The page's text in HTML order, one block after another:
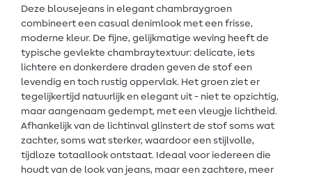
Deze blousejeans in elegant chambraygroen
combineert een casual denimlook met een frisse,
moderne kleur. De fijne, gelijkmatige weving heeft de
typische gevlekte chambraytextuur: delicate, iets
lichtere en donkerdere draden geven de stof een
levendig en toch rustig oppervlak. Het groen ziet er
tegelijkertijd natuurlijk en elegant uit - niet te opzichtig,
maar aangenaam gedempt, met een vleugje lichtheid.
Afhankelijk van de lichtinval glinstert de stof soms wat
zachter, soms wat sterker, waardoor een stijlvolle,
tijdloze totaallook ontstaat. Ideaal voor iedereen die
houdt van de look van jeans, maar een zachtere, meer